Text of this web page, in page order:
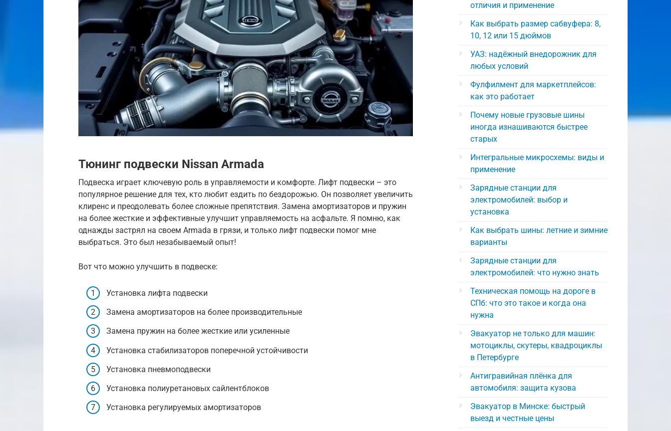
Тюнинг подвески Nissan Armada
Подвеска играет ключевую роль в управляемости и комфорте. Лифт подвески – это
популярное решение для тех, кто любит ездить по бездорожью. Он позволяет увеличить
клиренс и преодолевать более сложные препятствия. Замена амортизаторов и пружин
на более жесткие и эффективные улучшит управляемость на асфальте. Я помню, как
однажды застрял на своем Armada в грязи, и только лифт подвески помог мне
выбраться. Это был незабываемый опыт!
Вот что можно улучшить в подвеске:
Установка лифта подвески
Замена амортизаторов на более производительные
Замена пружин на более жесткие или усиленные
Установка стабилизаторов поперечной устойчивости
Установка пневмоподвески
Установка полиуретановых сайлентблоков
Установка регулируемых амортизаторов
отличия и применение
Как выбрать размер сабвуфера: 8,
10, 12 или 15 дюймов
УАЗ: надёжный внедорожник для
любых условий
Фулфилмент для маркетплейсов:
как это работает
Почему новые грузовые шины
иногда изнашиваются быстрее
старых
Интегральные микросхемы: виды и
применение
Зарядные станции для
электромобилей: выбор и
установка
Как выбрать шины: летние и зимние
варианты
Зарядные станции для
электромобилей: что нужно знать
Техническая помощь на дороге в
СПб: что это такое и когда она
нужна
Эвакуатор не только для машин:
мотоциклы, скутеры, квадроциклы
в Петербурге
Антигравийная плёнка для
автомобиля: защита кузова
Эвакуатор в Минске: быстрый
выезд и честные цены